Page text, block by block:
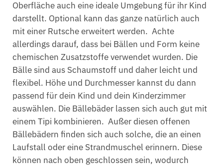
Oberfläche auch eine ideale Umgebung für ihr Kind
darstellt. Optional kann das ganze natürlich auch
mit einer Rutsche erweitert werden. Achte
allerdings darauf, dass bei Bällen und Form keine
chemischen Zusatzstoffe verwendet wurden. Die
Bälle sind aus Schaumstoff und daher leicht und
flexibel. Höhe und Durchmesser kannst du dann
passend für dein Kind und dein Kinderzimmer
auswählen. Die Bällebäder lassen sich auch gut mit
einem Tipi kombinieren. Außer diesen offenen
Bällebädern finden sich auch solche, die an einen
Laufstall oder eine Strandmuschel erinnern. Diese
können nach oben geschlossen sein, wodurch